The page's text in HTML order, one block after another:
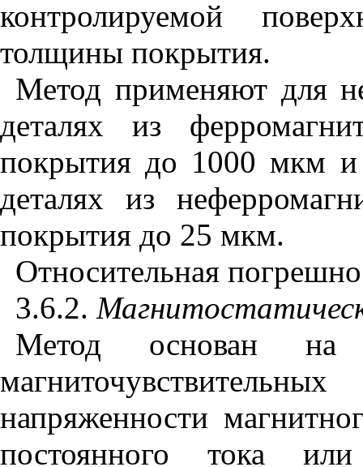
контролируемой
толщины покрытия.
Метод применяют для
деталях из
покрытия до 1000 мкм
деталях из
покрытия до 25 мкм.
Относительная
3.6.2.
Метод основан на
напряженности
постоянного тока